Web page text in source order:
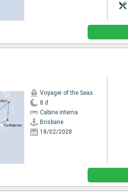
Voyager of the Seas
8 d
Cabine interna
Brisbane
18/02/2028